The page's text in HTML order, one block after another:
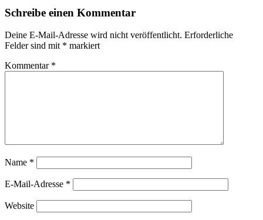
Schreibe einen Kommentar
Deine E-Mail-Adresse wird nicht veröffentlicht. Erforderliche
Felder sind mit * markiert
Kommentar *
Name *
E-Mail-Adresse *
Website